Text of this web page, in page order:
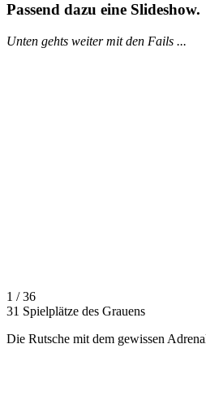
Passend dazu eine Slideshow.
Unten gehts weiter mit den Fails ...
1 / 36
31 Spielplätze des Grauens
Die Rutsche mit dem gewissen